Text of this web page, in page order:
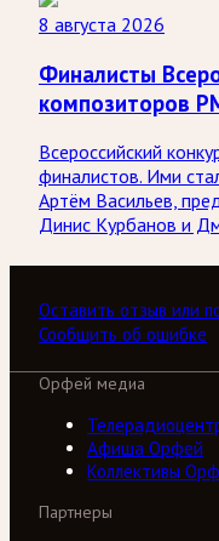
8 августа 2026
Финалисты
композиторов
Всероссийский
финалистов. Ими
Артём Васильев,
Динис Курбанов и
Оставить отзыв или
Сообщить об ошибке
Орфей медиа
Афиша Орфей
Коллективы
Партнеры